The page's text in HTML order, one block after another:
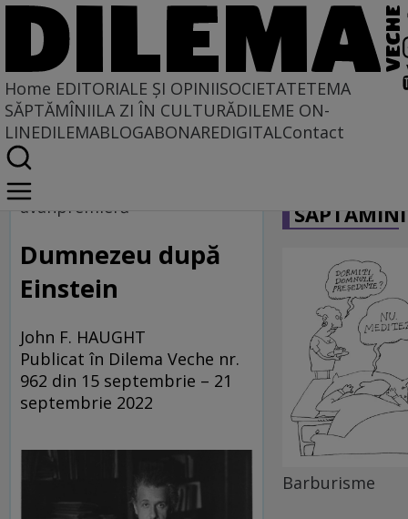
Home EDITORIALE ȘI OPINIISOCIETATETEMA
SĂPTĂMÎNIILA ZI ÎN CULTURĂDILEME ON-
LINEDILEMABLOGABONAREDIGITALContact
Home
Regimul artelor și munițiilor
avanpremieră
Dumnezeu după
Einstein
John F. HAUGHT
Publicat în Dilema Veche nr.
962 din 15 septembrie – 21
septembrie 2022
Barburisme